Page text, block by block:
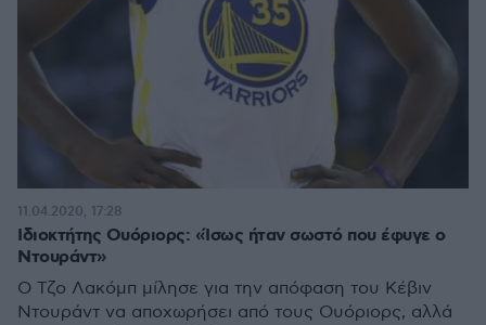
Ιδιοκτήτης Ουόριορς: «Ίσως ήταν σωστό που έφυγε ο
Ντουράντ»
Ο Τζο Λακόμπ μίλησε για την απόφαση του Κέβιν
Ντουράντ να αποχωρήσει από τους Ουόριορς, αλλά
11.04.2020, 17:28